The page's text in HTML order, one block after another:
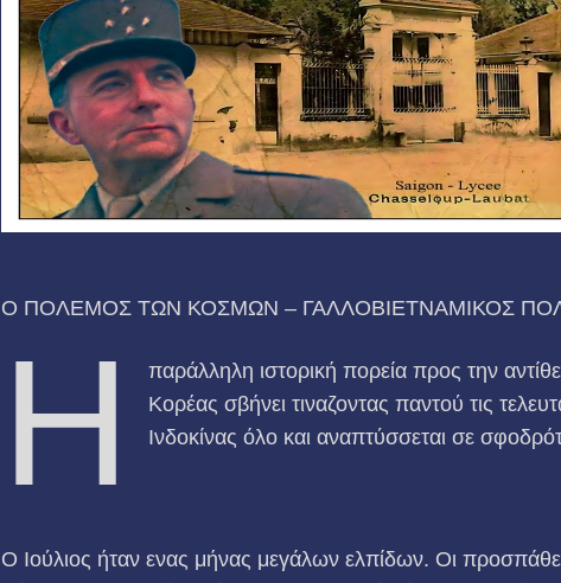
Ο ΠΟΛΕΜΟΣ ΤΩΝ ΚΟΣΜΩΝ – ΓΑΛΛΟΒΙΕΤΝΑΜΙΚΟΣ
Η
παράλληλη ιστορική πορεία προς την
Κορέας σβήνει τιναζοντας παντού τις
Ινδοκίνας όλο και αναπτύσσεται σε
Ο Ιούλιος ήταν ενας μήνας μεγάλων ελπίδων. Οι